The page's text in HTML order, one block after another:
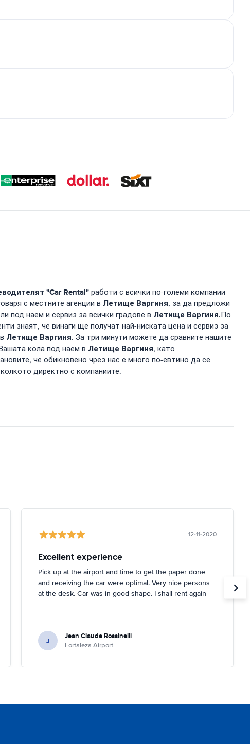
"Car Rental" работи с всички по-големи компании
с местните агенции в Летище Варгиня, за да предложи
под наем и сервиз за всички градове в Летище Варгиня.По
знаят, че винаги ще получат най-ниската цена и сервиз за
Летище Варгиня. За три минути можете да сравните нашите
кола под наем в Летище Варгиня, като
че обикновено чрез нас е много по-евтино да се
директно с компаниите.
12-11-2020
Excellent experience
Pick up at the airport and time to get the paper done
and receiving the car were optimal. Very nice persons
at the desk. Car was in good shape. I shall rent again
J Jean Claude Rossinelli
Fortaleza Airport